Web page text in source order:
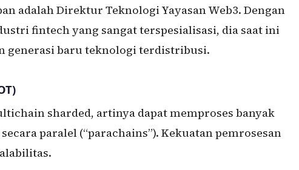
adalah Direktur Teknologi Yayasan Web3. Dengan
fintech yang sangat terspesialisasi, dia saat ini
generasi baru teknologi terdistribusi.
sharded, artinya dapat memproses banyak
paralel (“parachains”). Kekuatan pemrosesan